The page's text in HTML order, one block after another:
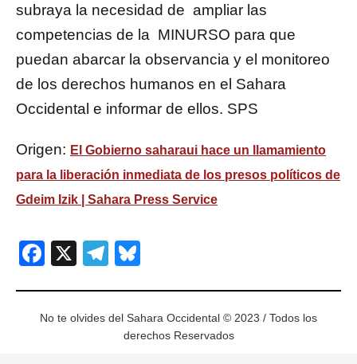
subraya la necesidad de ampliar las
competencias de la MINURSO para que
puedan abarcar la observancia y el monitoreo
de los derechos humanos en el Sahara
Occidental e informar de ellos. SPS
Origen: El Gobierno saharaui hace un llamamiento
para la liberación inmediata de los presos políticos de
Gdeim Izik | Sahara Press Service
Facebook
X Telegram
No te olvides del Sahara Occidental © 2023 / Todos los
derechos Reservados